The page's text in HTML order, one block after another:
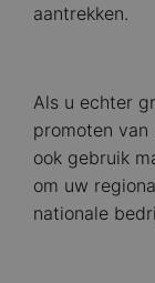
aantrekken.
Als u echter
promoten van
ook gebruik
om uw
nationale